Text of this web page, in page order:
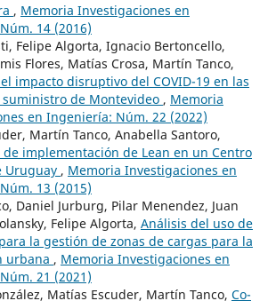
, Memoria Investigaciones en
14 (2016)
Felipe Algorta, Ignacio Bertoncello,
Flores, Matías Crosa, Martín Tanco,
impacto disruptivo del COVID-19 en las
suministro de Montevideo , Memoria
en Ingeniería: Núm. 22 (2022)
Martín Tanco, Anabella Santoro,
de implementación de Lean en un Centro
Uruguay , Memoria Investigaciones en
13 (2015)
Daniel Jurburg, Pilar Menendez, Juan
Felipe Algorta, Análisis del uso de
la gestión de zonas de cargas para la
urbana , Memoria Investigaciones en
21 (2021)
Matías Escuder, Martín Tanco, Co-